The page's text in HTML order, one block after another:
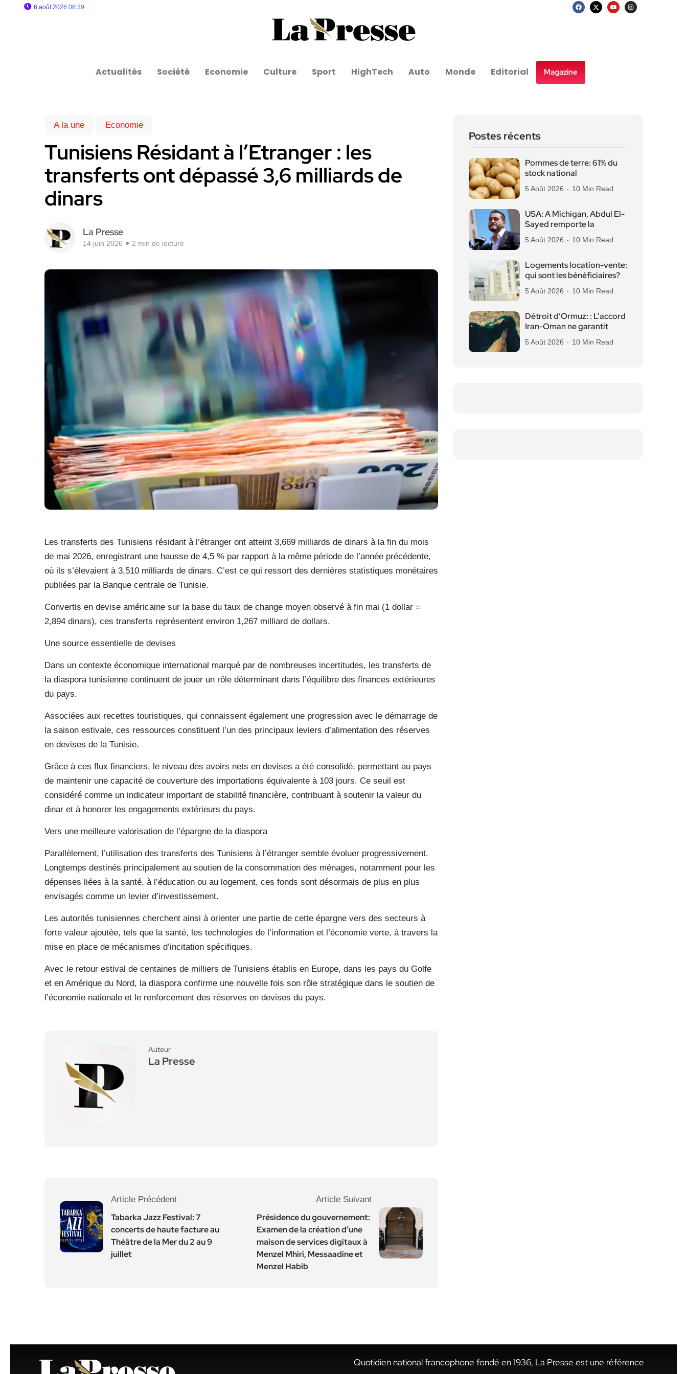
6 août 2026 06:39
Actualités Société Economie Culture Sport HighTech Auto Monde Editorial Magazine
A la une Economie
Tunisiens Résidant à l’Etranger : les
transferts ont dépassé 3,6 milliards de
dinars
La Presse
14 juin 2026 2 min de lecture
Les transferts des Tunisiens résidant à l’étranger ont atteint 3,669 milliards de dinars à la fin du mois
de mai 2026, enregistrant une hausse de 4,5 % par rapport à la même période de l’année précédente,
où ils s’élevaient à 3,510 milliards de dinars. C’est ce qui ressort des dernières statistiques monétaires
publiées par la Banque centrale de Tunisie.
Convertis en devise américaine sur la base du taux de change moyen observé à fin mai (1 dollar =
2,894 dinars), ces transferts représentent environ 1,267 milliard de dollars.
Une source essentielle de devises
Dans un contexte économique international marqué par de nombreuses incertitudes, les transferts de
la diaspora tunisienne continuent de jouer un rôle déterminant dans l’équilibre des finances extérieures
du pays.
Associées aux recettes touristiques, qui connaissent également une progression avec le démarrage de
la saison estivale, ces ressources constituent l’un des principaux leviers d’alimentation des réserves
en devises de la Tunisie.
Grâce à ces flux financiers, le niveau des avoirs nets en devises a été consolidé, permettant au pays
de maintenir une capacité de couverture des importations équivalente à 103 jours. Ce seuil est
considéré comme un indicateur important de stabilité financière, contribuant à soutenir la valeur du
dinar et à honorer les engagements extérieurs du pays.
Vers une meilleure valorisation de l’épargne de la diaspora
Parallèlement, l’utilisation des transferts des Tunisiens à l’étranger semble évoluer progressivement.
Longtemps destinés principalement au soutien de la consommation des ménages, notamment pour les
dépenses liées à la santé, à l’éducation ou au logement, ces fonds sont désormais de plus en plus
envisagés comme un levier d’investissement.
Les autorités tunisiennes cherchent ainsi à orienter une partie de cette épargne vers des secteurs à
forte valeur ajoutée, tels que la santé, les technologies de l’information et l’économie verte, à travers la
mise en place de mécanismes d’incitation spécifiques.
Avec le retour estival de centaines de milliers de Tunisiens établis en Europe, dans les pays du Golfe
et en Amérique du Nord, la diaspora confirme une nouvelle fois son rôle stratégique dans le soutien de
l’économie nationale et le renforcement des réserves en devises du pays.
Auteur
La Presse
Article Précédent
Tabarka Jazz Festival: 7
concerts de haute facture au
Théâtre de la Mer du 2 au 9
juillet
Article Suivant
Présidence du gouvernement:
Examen de la création d’une
maison de services digitaux à
Menzel Mhiri, Messaadine et
Menzel Habib
Postes récents
Pommes de terre: 61% du
stock national
5 Août 2026 10 Min Read
USA: A Michigan, Abdul El-
Sayed remporte la
5 Août 2026 10 Min Read
Logements location-vente:
qui sont les bénéficiaires?
5 Août 2026 10 Min Read
Détroit d’Ormuz: : L’accord
Iran-Oman ne garantit
5 Août 2026 10 Min Read
Quotidien national francophone fondé en 1936, La Presse est une référence